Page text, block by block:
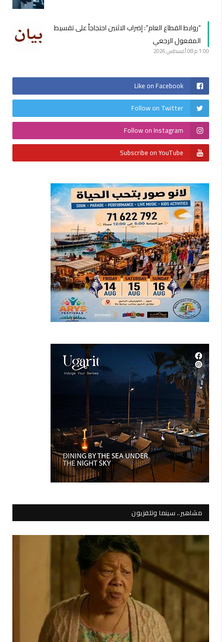
“روابط القطاع العام”: إضراب الاثنين احتجاجاً على تقسيط
المفعول الرجعي
1:00 م 08 أغسطس 2026
Like on Facebook
Follow on Twitter
Follow on Instagram
Subscribe on YouTube
مشاهير.. سينما وتلفزيون